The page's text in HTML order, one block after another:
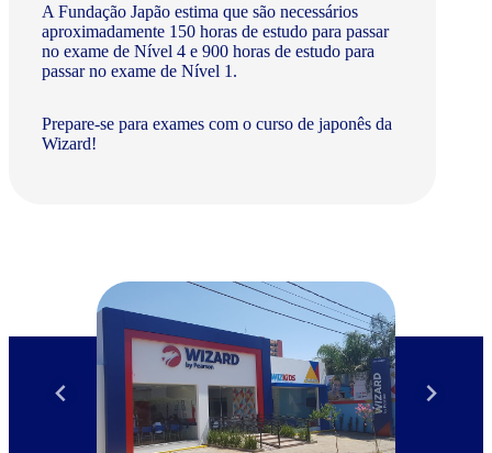
A Fundação Japão estima que são necessários
aproximadamente 150 horas de estudo para passar
no exame de Nível 4 e 900 horas de estudo para
passar no exame de Nível 1.
Prepare-se para exames com o curso de japonês da
Wizard!